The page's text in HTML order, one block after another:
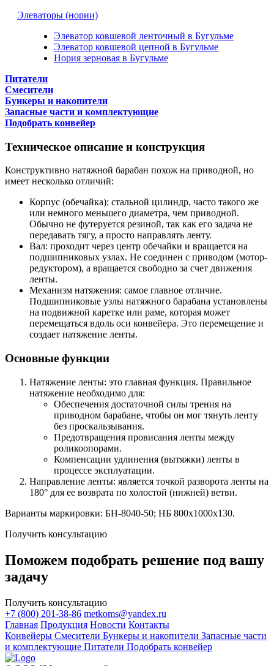
Элеваторы (нории)
Элеватор ковшевой ленточный в Бугульме
Элеватор ковшевой цепной в Бугульме
Нория зерновая в Бугульме
Питатели
Смесители
Бункеры и накопители
Запасные части и комплектующие
Подобрать конвейер
Техническое описание и конструкция
Конструктивно натяжной барабан похож на приводной, но
имеет несколько отличий:
Корпус (обечайка): стальной цилиндр, часто такого же
или немного меньшего диаметра, чем приводной.
Обычно не футеруется резиной, так как его задача не
передавать тягу, а просто направлять ленту.
Вал: проходит через центр обечайки и вращается на
подшипниковых узлах. Не соединен с приводом (мотор-
редуктором), а вращается свободно за счет движения
ленты.
Механизм натяжения: самое главное отличие.
Подшипниковые узлы натяжного барабана установлены
на подвижной каретке или раме, которая может
перемещаться вдоль оси конвейера. Это перемещение и
создает натяжение ленты.
Основные функции
Натяжение ленты: это главная функция. Правильное
натяжение необходимо для:
Обеспечения достаточной силы трения на
приводном барабане, чтобы он мог тянуть ленту
без проскальзывания.
Предотвращения провисания ленты между
роликоопорами.
Компенсации удлинения (вытяжки) ленты в
процессе эксплуатации.
Направление ленты: является точкой разворота ленты на
180° для ее возврата по холостой (нижней) ветви.
Варианты маркировки: БН-8040-50; НБ 800х1000х130.
Получить консультацию
Поможем подобрать решение под вашу
задачу
Получить консультацию
+7 (800) 201-38-86 metkoms@yandex.ru
Главная Продукция Новости Контакты
Конвейеры Смесители Бункеры и накопители Запасные части
и комплектующие Питатели Подобрать конвейер